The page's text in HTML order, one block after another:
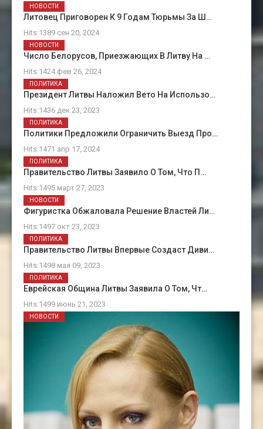
Литовец Приговорен К 9 Годам Тюрьмы За Ш…
Hits:1389 сен 20, 2024
НОВОСТИ
Число Белорусов, Приезжающих В Литву На …
Hits:1424 фев 26, 2024
НОВОСТИ
Президент Литвы Наложил Вето На Использо…
Hits:1436 дек 23, 2023
ПОЛИТИКА
Политики Предложили Ограничить Выезд Про…
Hits:1471 апр 17, 2024
ПОЛИТИКА
Правительство Литвы Заявило О Том, Что П…
Hits:1495 март 27, 2023
ПОЛИТИКА
Фигуристка Обжаловала Решение Властей Ли…
Hits:1497 окт 23, 2023
НОВОСТИ
Правительство Литвы Впервые Создаст Диви…
Hits:1498 мая 09, 2023
ПОЛИТИКА
Еврейская Община Литвы Заявила О Том, Чт…
Hits:1499 июнь 21, 2023
ПОЛИТИКА
НОВОСТИ